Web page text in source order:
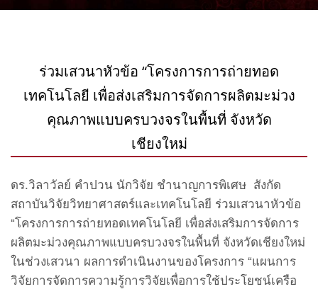
ร่วมเสวนาหัวข้อ “โครงการการถ่ายทอด
เทคโนโลยี เพื่อส่งเสริมการจัดการผลิตมะม่วง
คุณภาพแบบครบวงจรในพื้นที่ จังหวัด
เชียงใหม่
ดร.วิลาวัลย์ คำปวน นักวิจัย ชำนาญการพิเศษ สังกัด
สถาบันวิจัยวิทยาศาสตร์และเทคโนโลยี ร่วมเสวนาหัวข้อ
“โครงการการถ่ายทอดเทคโนโลยี เพื่อส่งเสริมการจัดการ
ผลิตมะม่วงคุณภาพแบบครบวงจรในพื้นที่ จังหวัดเชียงใหม่
ในช่วงเสวนา ผลการดำเนินงานของโครงการ “แผนการ
วิจัยการจัดการความรู้การวิจัยเพื่อการใช้ประโยชน์เครือ